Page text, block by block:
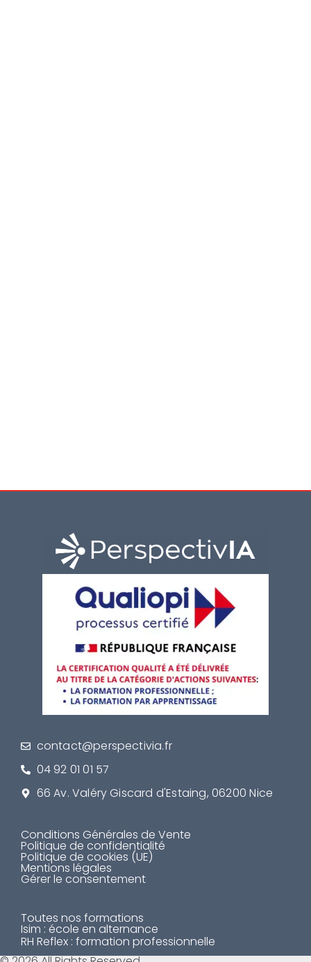
contact@perspectivia.fr
04 92 01 01 57
66 Av. Valéry Giscard d'Estaing, 06200 Nice
Conditions Générales de Vente
Politique de confidentialité
Politique de cookies (UE)
Mentions légales
Gérer le consentement
Toutes nos formations
Isim : école en alternance
RH Reflex : formation professionnelle